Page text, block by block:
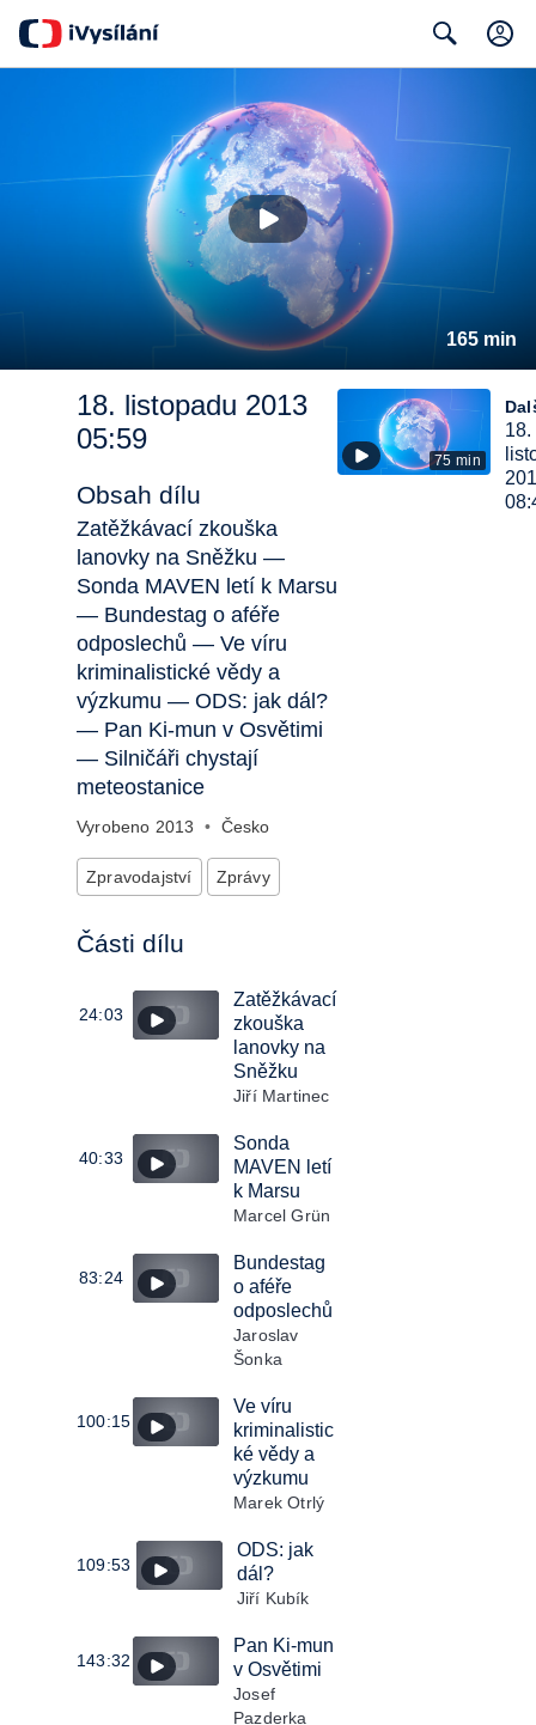
165 min
18. listopadu 2013
05:59
Obsah dílu
Zatěžkávací zkouška
lanovky na Sněžku —
Sonda MAVEN letí k Marsu
— Bundestag o aféře
odposlechů — Ve víru
kriminalistické vědy a
výzkumu — ODS: jak dál?
— Pan Ki-mun v Osvětimi
— Silničáři chystají
meteostanice
Vyrobeno 2013 • Česko
Zpravodajství Zprávy
Části dílu
24:03
Zatěžkávací
zkouška
lanovky na
Sněžku
Jiří Martinec
40:33
Sonda
MAVEN letí
k Marsu
Marcel Grün
83:24
Bundestag
o aféře
odposlechů
Jaroslav
Šonka
100:15
Ve víru
kriminalistic
ké vědy a
výzkumu
Marek Otrlý
109:53
ODS: jak
dál?
Jiří Kubík
143:32
Pan Ki-mun
v Osvětimi
Josef
Pazderka
75 min
18.